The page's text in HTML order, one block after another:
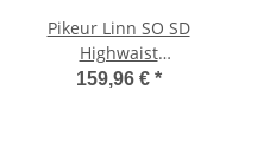
Pikeur Linn SO SD
Highwaist
Wintersoftshell Damen
159,96 € *